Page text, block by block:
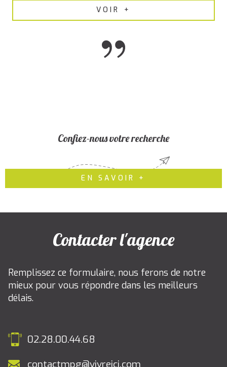
VOIR +
Confiez-nous votre recherche
EN SAVOIR +
Contacter l'agence
Remplissez ce formulaire, nous ferons de notre
mieux pour vous répondre dans les meilleurs
délais.
02.28.00.44.68
contactmpg@vivreici.com